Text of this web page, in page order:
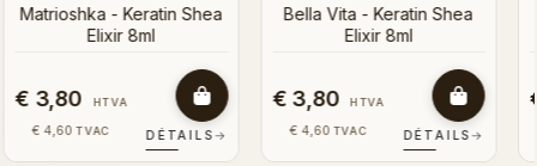
→
€ 3,80 HTVA
€ 4,60 TVAC DÉTAILS →
€ 3,80 HTVA
€ 4,60 TVAC